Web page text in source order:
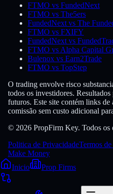
FTMO vs FundedNext
FTMO vs The5ers
FundedNext vs The
FTMO vs FXIFY
FundedNext vs
FTMO vs Alpha Capital
Bulenox vs Earn2Trade
FTMO vs TopStep
O trading envolve risco
todos os investidores.
futuros. Este site contém links
comissão sem custo adicional
© 2026 PropFirm Key. Todos os
Politica de PrivacidadeTermos
Make Money
Inicio
Prop Firms